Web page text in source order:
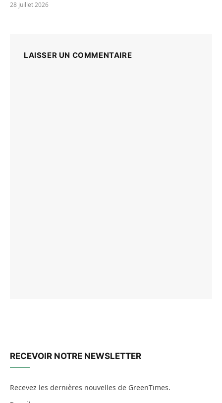
28 juillet 2026
LAISSER UN COMMENTAIRE
RECEVOIR NOTRE NEWSLETTER
Recevez les dernières nouvelles de GreenTimes.